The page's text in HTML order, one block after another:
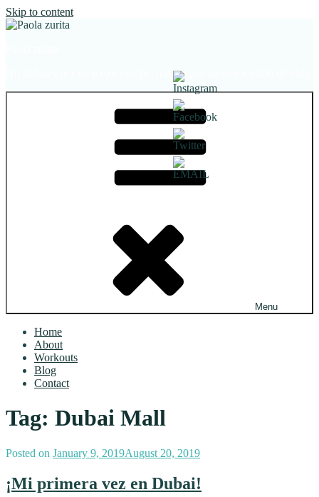
Skip to content
No trabajes por un mejor cuerpo, trabaja por un mejor estilo de vida.
Menu
Home
About
Workouts
Blog
Contact
Tag: Dubai Mall
Posted on January 9, 2019August 20, 2019
¡Mi primera vez en Dubai!